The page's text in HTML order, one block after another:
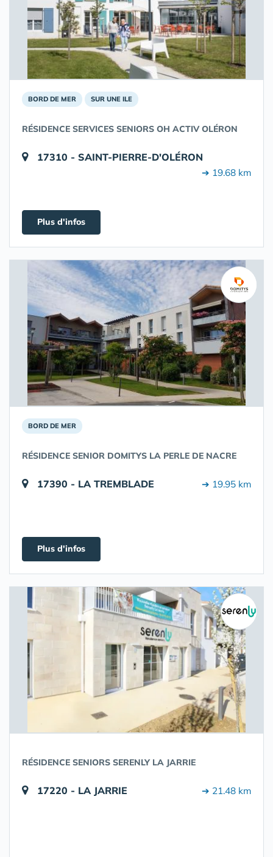
BORD DE MER SUR UNE ILE
RÉSIDENCE SERVICES SENIORS OH ACTIV OLÉRON
17310 - SAINT-PIERRE-D'OLÉRON
➔ 19.68 km
Plus d'infos
BORD DE MER
RÉSIDENCE SENIOR DOMITYS LA PERLE DE NACRE
17390 - LA TREMBLADE ➔ 19.95 km
Plus d'infos
RÉSIDENCE SENIORS SERENLY LA JARRIE
17220 - LA JARRIE ➔ 21.48 km